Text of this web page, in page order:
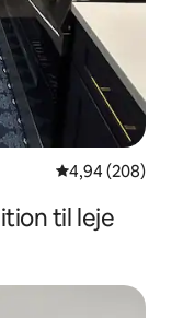
4,94 ud af 5 i
4,94 (208)
til leje